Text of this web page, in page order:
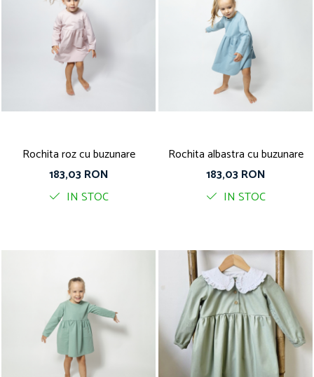
Rochita roz cu buzunare
183,03 RON
IN STOC
Rochita albastra cu buzunare
183,03 RON
IN STOC